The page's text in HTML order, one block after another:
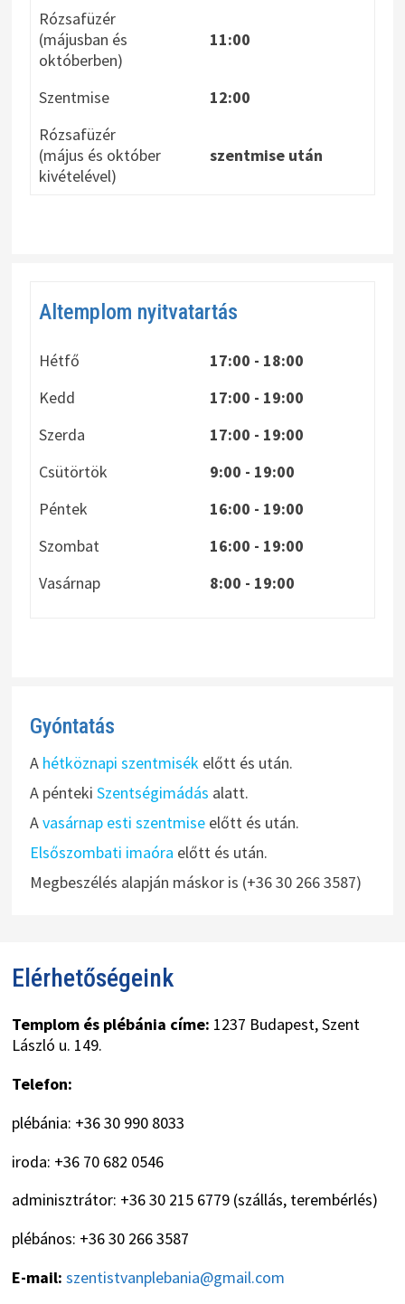
Rózsafüzér
(májusban és
októberben)
11:00
Szentmise
12:00
Rózsafüzér
(május és október
kivételével)
szentmise után
Altemplom nyitvatartás
Hétfő
17:00 - 18:00
Kedd
17:00 - 19:00
Szerda
17:00 - 19:00
Csütörtök
9:00 - 19:00
Péntek
16:00 - 19:00
Szombat
16:00 - 19:00
Vasárnap
8:00 - 19:00
Gyóntatás
A hétköznapi szentmisékelőtt és után.
A pénteki Szentségimádás alatt.
Avasárnap esti szentmiseelőtt és után.
Elsőszombati imaóra előtt és után.
Megbeszélés alapján máskor is (+36 30 266 3587)
Elérhetőségeink
Templom és plébánia címe: 1237 Budapest, Szent
László u. 149.
Telefon:
plébánia: +36 30 990 8033
iroda: +36 70 682 0546
adminisztrátor: +36 30 215 6779 (szállás, terembérlés)
plébános: +36 30 266 3587
E-mail: szentistvanplebania@gmail.com